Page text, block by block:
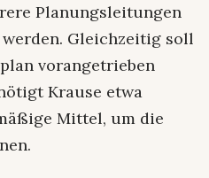
Planungsleitungen
werden. Gleichzeitig soll
vorangetrieben
Krause etwa
Mittel, um die